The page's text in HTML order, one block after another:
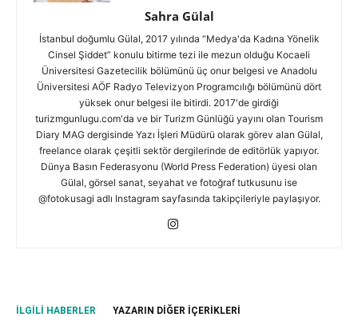
Sahra Gülal
İstanbul doğumlu Gülal, 2017 yılında “Medya'da Kadına Yönelik
Cinsel Şiddet” konulu bitirme tezi ile mezun olduğu Kocaeli
Üniversitesi Gazetecilik bölümünü üç onur belgesi ve Anadolu
Üniversitesi AÖF Radyo Televizyon Programcılığı bölümünü dört
yüksek onur belgesi ile bitirdi. 2017'de girdiği
turizmgunlugu.com'da ve bir Turizm Günlüğü yayını olan Tourism
Diary MAG dergisinde Yazı İşleri Müdürü olarak görev alan Gülal,
freelance olarak çeşitli sektör dergilerinde de editörlük yapıyor.
Dünya Basın Federasyonu (World Press Federation) üyesi olan
Gülal, görsel sanat, seyahat ve fotoğraf tutkusunu ise
@fotokusagi adlı Instagram sayfasında takipçileriyle paylaşıyor.
İLGILI HABERLER YAZARIN DIĞER İÇERIKLERI